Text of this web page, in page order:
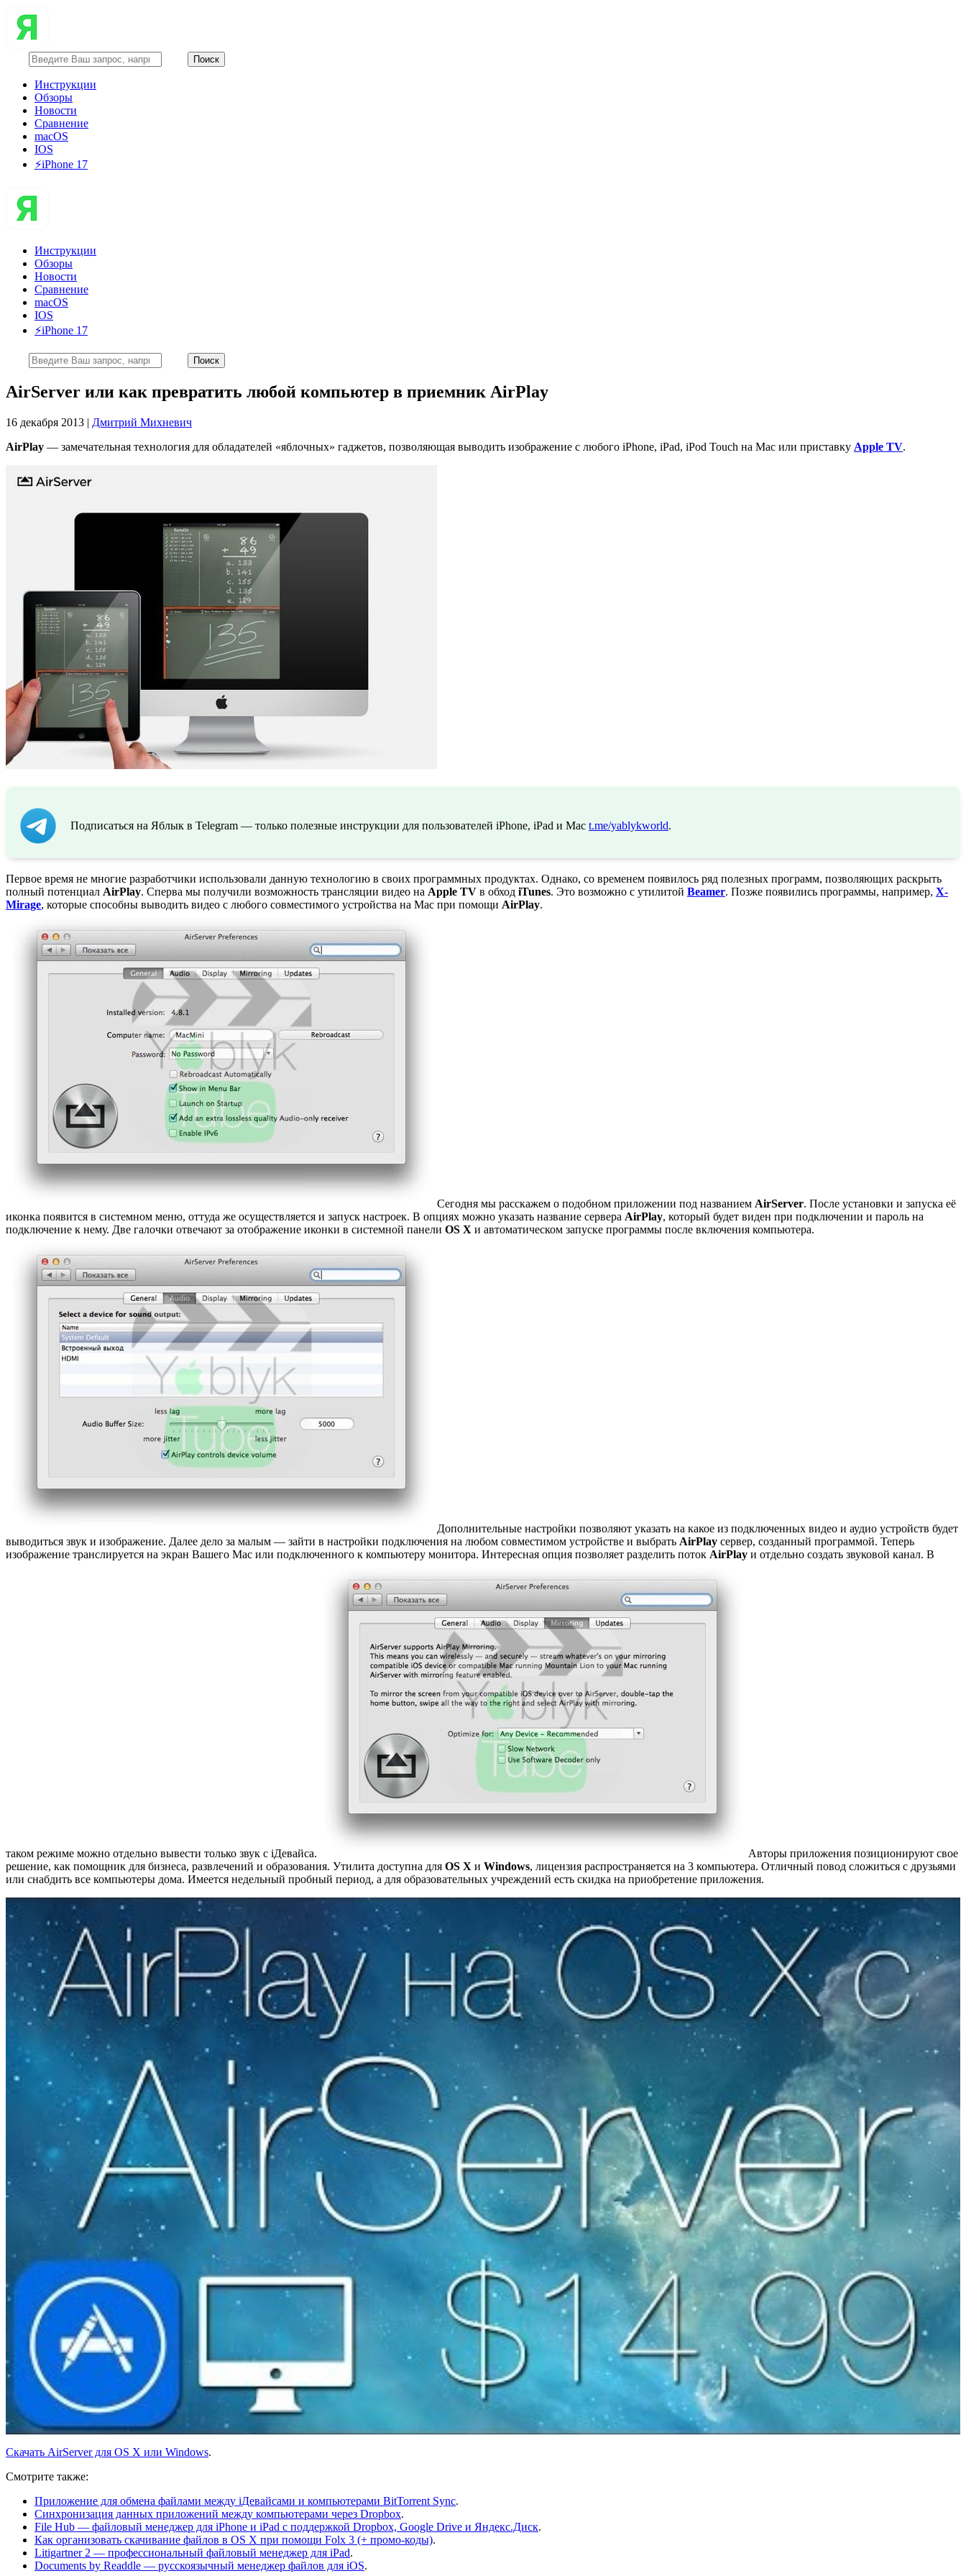
Инструкции
Обзоры
Новости
Сравнение
macOS
IOS
⚡️iPhone 17
Инструкции
Обзоры
Новости
Сравнение
macOS
IOS
⚡️iPhone 17
AirServer или как превратить любой компьютер в приемник AirPlay
16 декабря 2013 | Дмитрий Михневич
AirPlay — замечательная технология для обладателей «яблочных» гаджетов, позволяющая выводить изображение с любого iPhone, iPad, iPod Touch на Mac или приставку Apple TV.
Подписаться на Яблык в Telegram — только полезные инструкции для пользователей iPhone, iPad и Mac t.me/yablykworld.
Первое время не многие разработчики использовали данную технологию в своих программных продуктах. Однако, со временем появилось ряд полезных программ, позволяющих раскрыть
полный потенциал AirPlay. Сперва мы получили возможность трансляции видео на Apple TV в обход iTunes. Это возможно с утилитой Beamer. Позже появились программы, например, X-
Mirage, которые способны выводить видео с любого совместимого устройства на Mac при помощи AirPlay.
Сегодня мы расскажем о подобном приложении под названием AirServer. После установки и запуска её
иконка появится в системном меню, оттуда же осуществляется и запуск настроек. В опциях можно указать название сервера AirPlay, который будет виден при подключении и пароль на
подключение к нему. Две галочки отвечают за отображение иконки в системной панели OS X и автоматическом запуске программы после включения компьютера.
Дополнительные настройки позволяют указать на какое из подключенных видео и аудио устройств будет
выводиться звук и изображение. Далее дело за малым — зайти в настройки подключения на любом совместимом устройстве и выбрать AirPlay сервер, созданный программой. Теперь
изображение транслируется на экран Вашего Mac или подключенного к компьютеру монитора. Интересная опция позволяет разделить поток AirPlay и отдельно создать звуковой канал. В
таком режиме можно отдельно вывести только звук с iДевайса.
Авторы приложения позиционируют свое
решение, как помощник для бизнеса, развлечений и образования. Утилита доступна для OS X и Windows, лицензия распространяется на 3 компьютера. Отличный повод сложиться с друзьями
или снабдить все компьютеры дома. Имеется недельный пробный период, а для образовательных учреждений есть скидка на приобретение приложения.
Скачать AirServer для OS X или Windows.
Смотрите также:
Приложение для обмена файлами между iДевайсами и компьютерами BitTorrent Sync.
Синхронизация данных приложений между компьютерами через Dropbox.
File Hub — файловый менеджер для iPhone и iPad с поддержкой Dropbox, Google Drive и Яндекс.Диск.
Как организовать скачивание файлов в OS X при помощи Folx 3 (+ промо-коды).
Litigartner 2 — профессиональный файловый менеджер для iPad.
Documents by Readdle — русскоязычный менеджер файлов для iOS.